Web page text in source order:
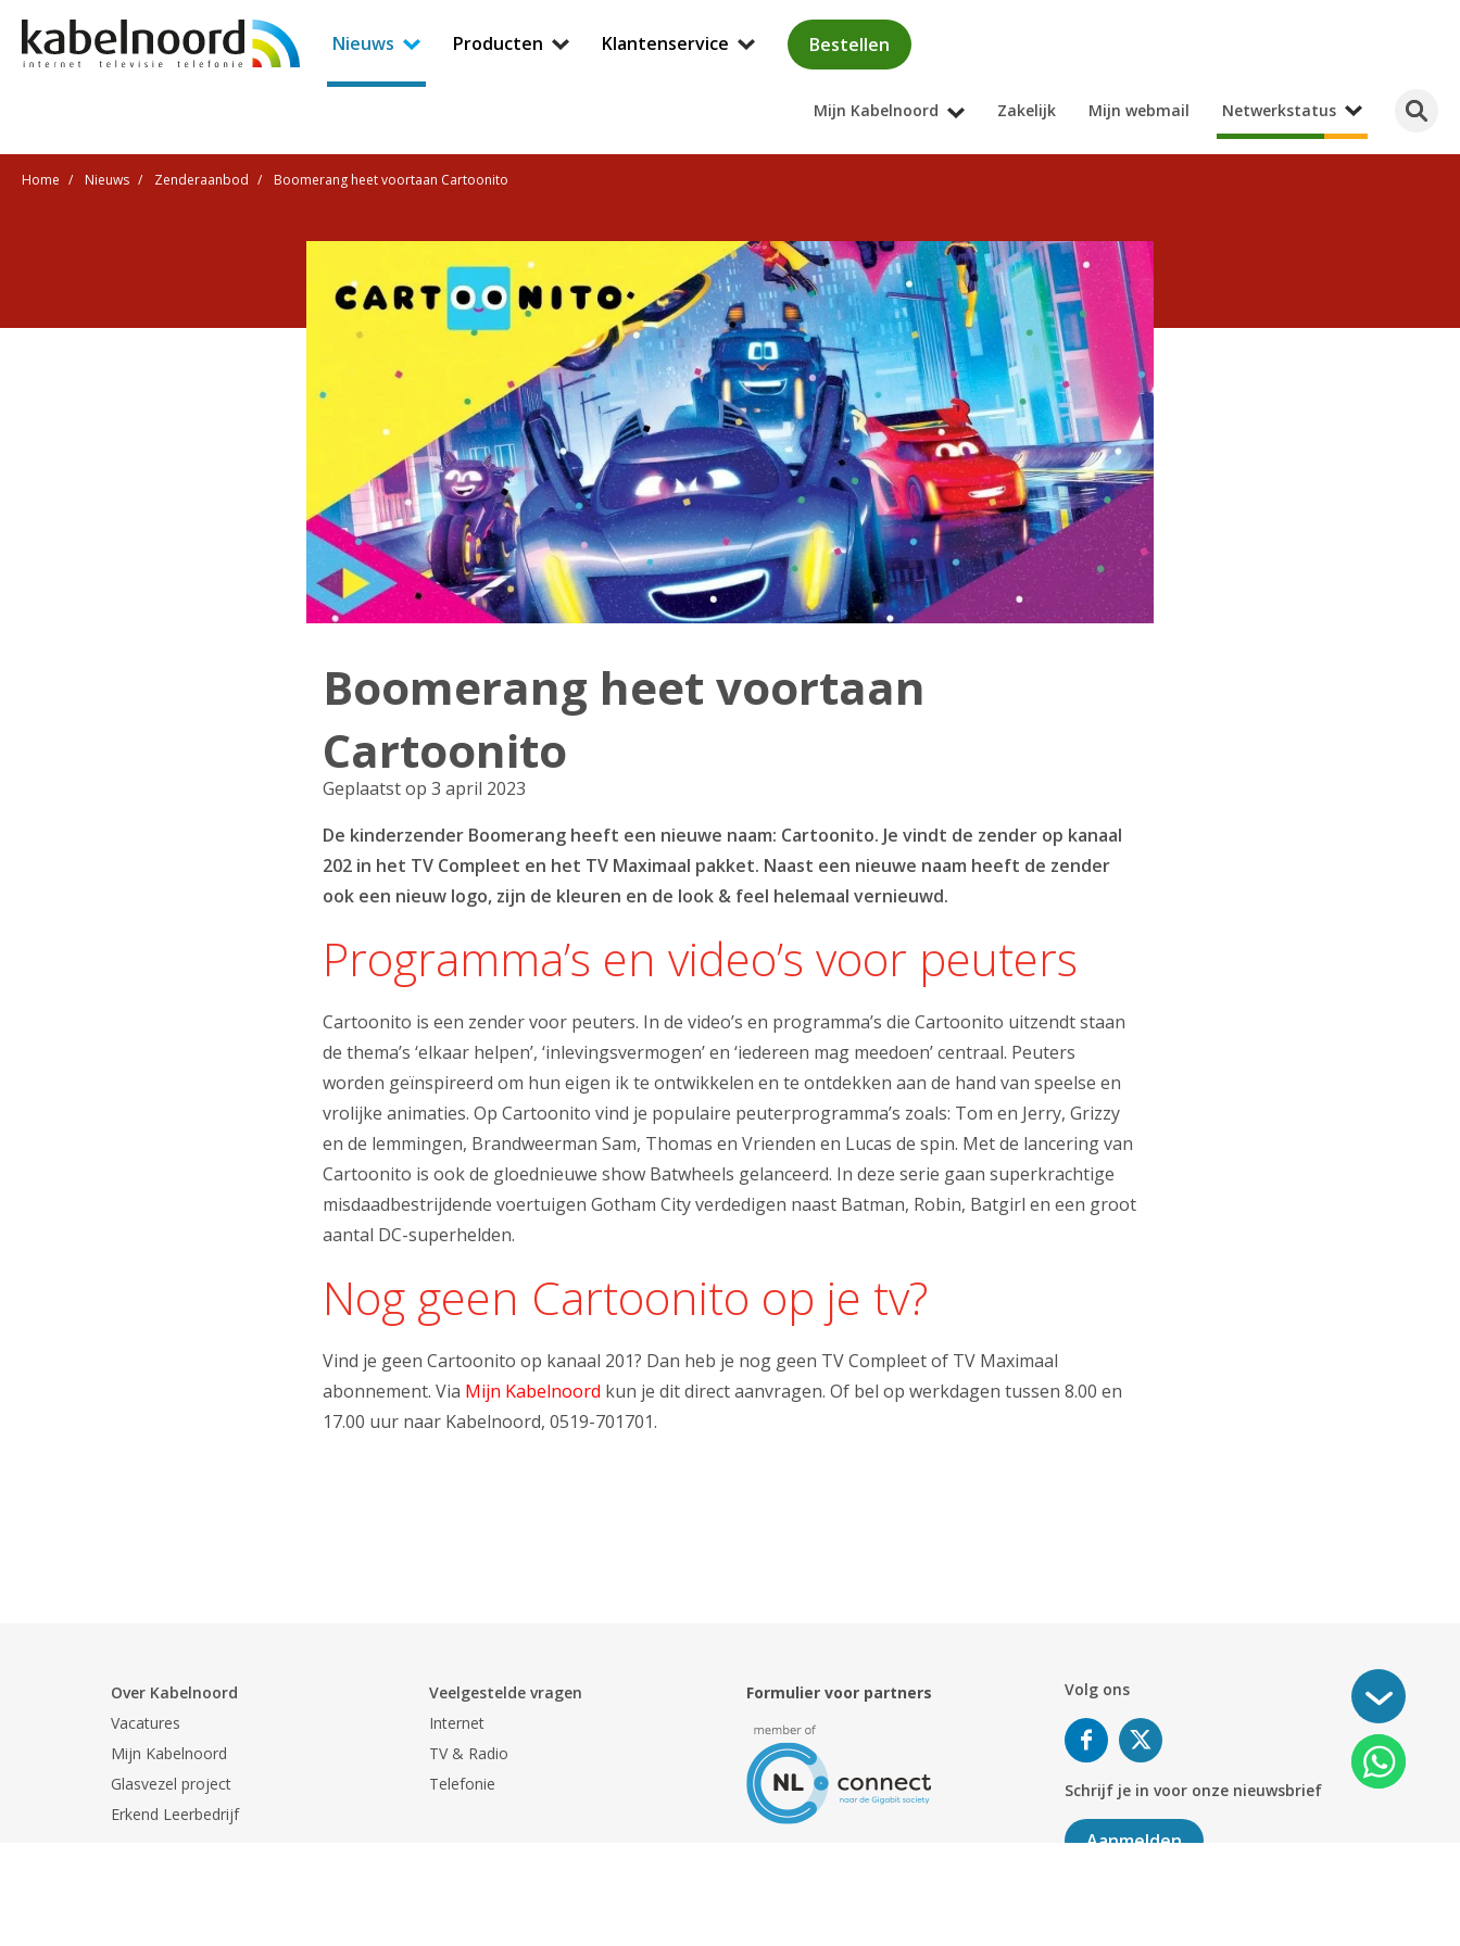
Nieuws Producten Klantenservice Bestellen
Mijn Kabelnoord Zakelijk Mijn webmail Netwerkstatus
Home Nieuws Zenderaanbod Boomerang heet voortaan Cartoonito
Boomerang heet voortaan
Cartoonito
Geplaatst op 3 april 2023
De kinderzender Boomerang heeft een nieuwe naam: Cartoonito. Je vindt de zender op kanaal
202 in het TV Compleet en het TV Maximaal pakket. Naast een nieuwe naam heeft de zender
ook een nieuw logo, zijn de kleuren en de look & feel helemaal vernieuwd.
Programma’s en video’s voor peuters
Cartoonito is een zender voor peuters. In de video’s en programma’s die Cartoonito uitzendt staan
de thema’s ‘elkaar helpen’, ‘inlevingsvermogen’ en ‘iedereen mag meedoen’ centraal. Peuters
worden geïnspireerd om hun eigen ik te ontwikkelen en te ontdekken aan de hand van speelse en
vrolijke animaties. Op Cartoonito vind je populaire peuterprogramma’s zoals: Tom en Jerry, Grizzy
en de lemmingen, Brandweerman Sam, Thomas en Vrienden en Lucas de spin. Met de lancering van
Cartoonito is ook de gloednieuwe show Batwheels gelanceerd. In deze serie gaan superkrachtige
misdaadbestrijdende voertuigen Gotham City verdedigen naast Batman, Robin, Batgirl en een groot
aantal DC-superhelden.
Nog geen Cartoonito op je tv?
Vind je geen Cartoonito op kanaal 201? Dan heb je nog geen TV Compleet of TV Maximaal
abonnement. Via Mijn Kabelnoord kun je dit direct aanvragen. Of bel op werkdagen tussen 8.00 en
17.00 uur naar Kabelnoord, 0519-701701.
Over Kabelnoord
Vacatures
Mijn Kabelnoord
Glasvezel project
Erkend Leerbedrijf
Veelgestelde vragen
Internet
TV & Radio
Telefonie
Formulier voor partners Volg ons
Schrijf je in voor onze nieuwsbrief
Aanmelden